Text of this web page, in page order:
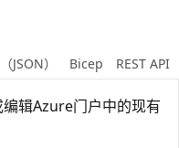
JSON） Bicep REST API
辑Azure门户中的现有